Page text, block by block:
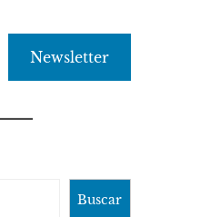
Newsletter
Buscar